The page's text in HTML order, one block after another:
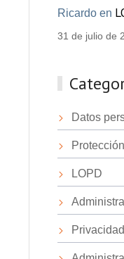
Ricardo en
31 de julio de
Datos
LOPD
Privacidad